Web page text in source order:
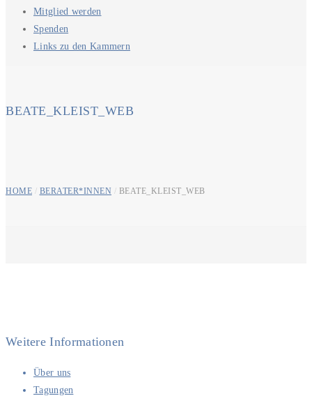
Mitglied werden
Spenden
Links zu den Kammern
BEATE_KLEIST_WEB
HOME / BERATER*INNEN / BEATE_KLEIST_WEB
Weitere Informationen
Über uns
Tagungen